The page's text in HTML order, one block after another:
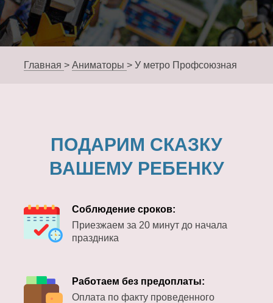
Главная > Аниматоры > У метро Профсоюзная
ПОДАРИМ СКАЗКУ
ВАШЕМУ РЕБЕНКУ
Соблюдение сроков:
Приезжаем за 20 минут до начала
праздника
Работаем без предоплаты:
Оплата по факту проведенного